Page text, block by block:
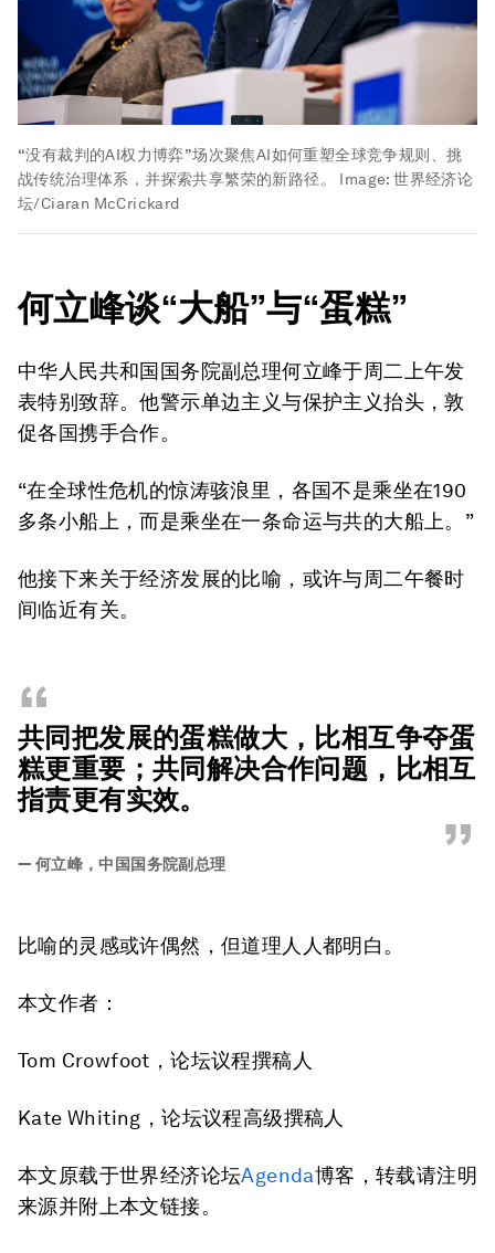
“没有裁判的AI权力博弈”场次聚焦AI如何重塑全球竞争规则、挑
战传统治理体系，并探索共享繁荣的新路径。 Image:世界经济论
坛/Ciaran McCrickard
何立峰谈“大船”与“蛋糕”
中华人民共和国国务院副总理何立峰于周二上午发
表特别致辞。他警示单边主义与保护主义抬头，敦
促各国携手合作。
“在全球性危机的惊涛骇浪里，各国不是乘坐在190
多条小船上，而是乘坐在一条命运与共的大船上。”
他接下来关于经济发展的比喻，或许与周二午餐时
间临近有关。
“
共同把发展的蛋糕做大，比相互争夺蛋
糕更重要；共同解决合作问题，比相互
指责更有实效。
”
— 何立峰，中国国务院副总理
比喻的灵感或许偶然，但道理人人都明白。
本文作者：
Tom Crowfoot，论坛议程撰稿人
Kate Whiting，论坛议程高级撰稿人
本文原载于世界经济论坛Agenda博客，转载请注明
来源并附上本文链接。